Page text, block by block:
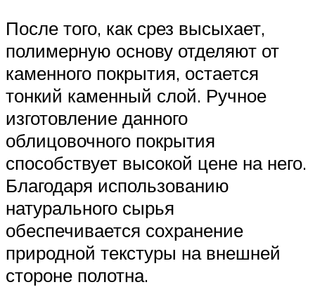
После того, как срез высыхает,
полимерную основу отделяют от
каменного покрытия, остается
тонкий каменный слой. Ручное
изготовление данного
облицовочного покрытия
способствует высокой цене на него.
Благодаря использованию
натурального сырья
обеспечивается сохранение
природной текстуры на внешней
стороне полотна.